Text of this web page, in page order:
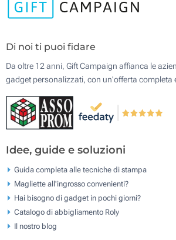
Di noi ti puoi fidare
Da oltre 12 anni, Gift Campaign affianca le
gadget personalizzati, con un'offerta completa
Idee, guide e soluzioni
Guida completa alle tecniche di stampa
Magliette all'ingrosso convenienti?
Hai bisogno di gadget in pochi giorni?
Catalogo di abbigliamento Roly
Il nostro blog